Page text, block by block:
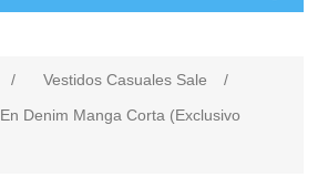
/ Vestidos Casuales Sale
/
Denim Manga Corta (Exclusivo